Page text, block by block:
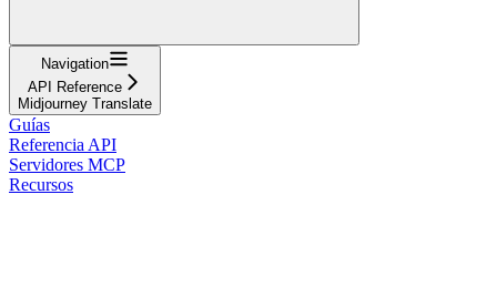
Navigation
API Reference
Midjourney Translate
Guías
Referencia API
Servidores MCP
Recursos